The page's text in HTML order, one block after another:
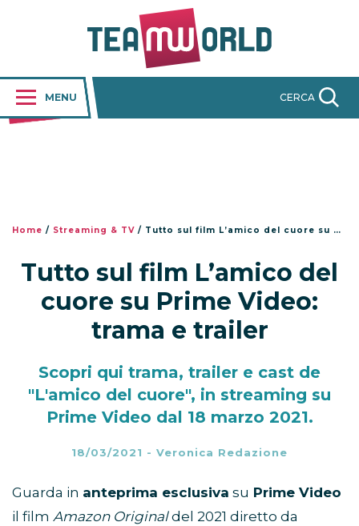
MENU CERCA
Home / Streaming & TV / Tutto sul film L’amico del cuore su Prime Video: trama e trailer
Tutto sul film L’amico del
cuore su Prime Video:
trama e trailer
Scopri qui trama, trailer e cast de
"L'amico del cuore", in streaming su
Prime Video dal 18 marzo 2021.
18/03/2021 - Veronica Redazione
Guarda in anteprima esclusiva su Prime Video
il film Amazon Originaldel 2021 diretto da